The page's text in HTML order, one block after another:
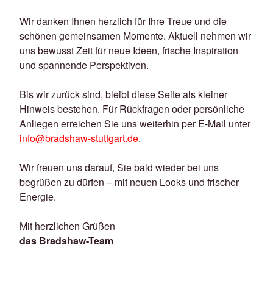
Wir danken Ihnen herzlich für Ihre Treue und die
schönen gemeinsamen Momente. Aktuell nehmen wir
uns bewusst Zeit für neue Ideen, frische Inspiration
und spannende Perspektiven.
Bis wir zurück sind, bleibt diese Seite als kleiner
Hinweis bestehen. Für Rückfragen oder persönliche
Anliegen erreichen Sie uns weiterhin per E-Mail unter
info@bradshaw-stuttgart.de.
Wir freuen uns darauf, Sie bald wieder bei uns
begrüßen zu dürfen – mit neuen Looks und frischer
Energie.
Mit herzlichen Grüßen
das Bradshaw-Team